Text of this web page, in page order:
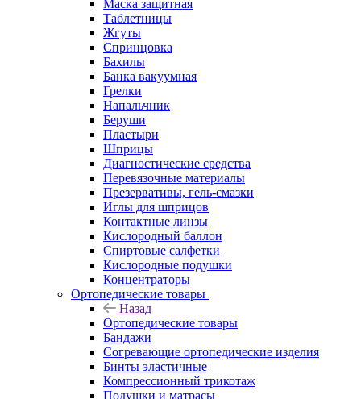
Маска защитная
Таблетницы
Жгуты
Спринцовка
Бахилы
Банка вакуумная
Грелки
Напальчник
Беруши
Пластыри
Шприцы
Диагностические средства
Перевязочные материалы
Презервативы, гель-смазки
Иглы для шприцов
Контактные линзы
Кислородный баллон
Спиртовые салфетки
Кислородные подушки
Концентраторы
Ортопедические товары
Назад
Ортопедические товары
Бандажи
Согревающие ортопедические изделия
Бинты эластичные
Компрессионный трикотаж
Подушки и матрасы